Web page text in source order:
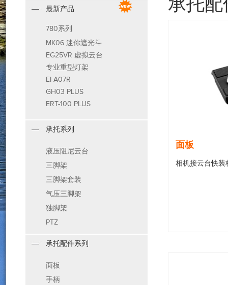
最新产品
780系列
MK06 迷你遮光斗
EG25VR 虚拟云台
专业重型灯架
EI-A07R
GH03 PLUS
ERT-100 PLUS
承托系列
液压阻尼云台
三脚架
三脚架套装
气压三脚架
独脚架
PTZ
承托配件系列
面板
手柄
面板
相机接云台快装